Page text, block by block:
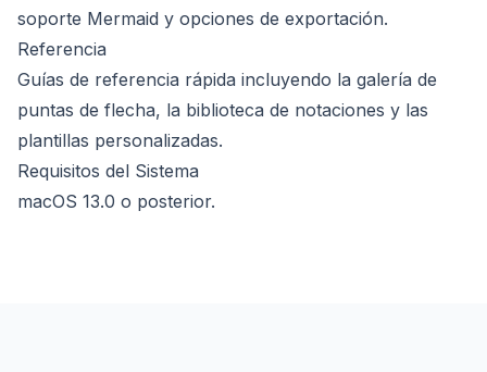
soporte Mermaid y opciones de exportación.
Referencia
Guías de referencia rápida incluyendo la galería de
puntas de flecha, la biblioteca de notaciones y las
plantillas personalizadas.
Requisitos del Sistema
macOS 13.0 o posterior.